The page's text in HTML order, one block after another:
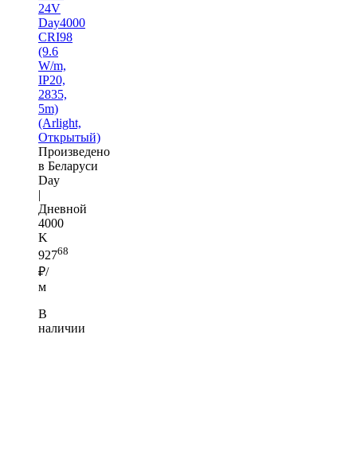
24V
Day4000
CRI98
(9.6
W/m,
IP20,
2835,
5m)
(Arlight,
Открытый)
Произведено
в Беларуси
Day
|
Дневной
4000
K
92768
₽/
м
В
наличии